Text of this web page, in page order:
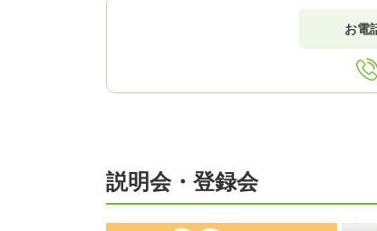
お電
説明会・登録会